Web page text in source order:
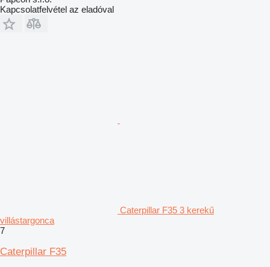
Kapcsolatfelvétel az eladóval
Caterpillar F35 3 kerekű
villástargonca
7
Caterpillar F35